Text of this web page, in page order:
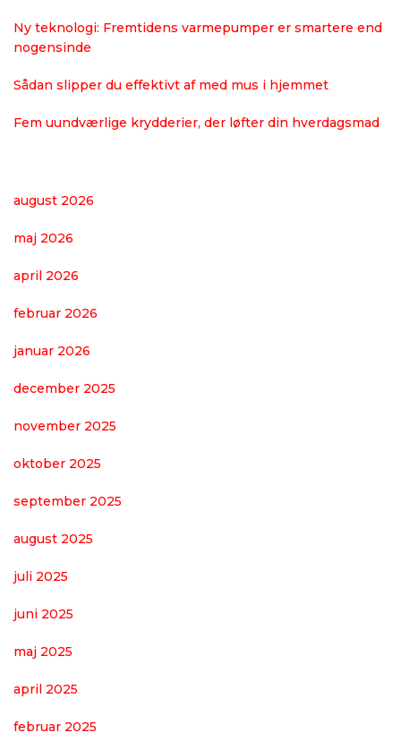
Ny teknologi: Fremtidens varmepumper er smartere end
nogensinde
Sådan slipper du effektivt af med mus i hjemmet
Fem uundværlige krydderier, der løfter din hverdagsmad
august 2026
maj 2026
april 2026
februar 2026
januar 2026
december 2025
november 2025
oktober 2025
september 2025
august 2025
juli 2025
juni 2025
maj 2025
april 2025
februar 2025